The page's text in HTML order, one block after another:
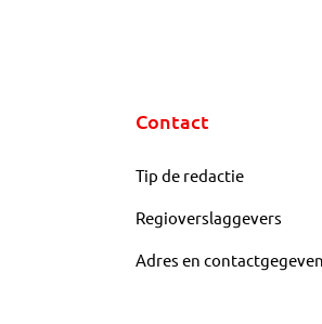
Contact
Tip de redactie
Regioverslaggevers
Adres en